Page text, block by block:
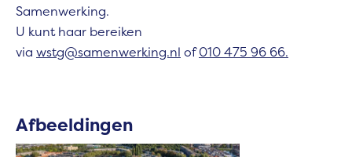
Samenwerking.
U kunt haar bereiken
via wstg@samenwerking.nl of010 475 96 66.
Afbeeldingen